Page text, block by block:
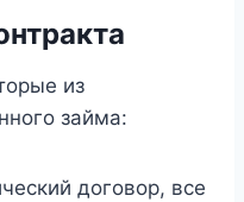
из
займа:
договор, все